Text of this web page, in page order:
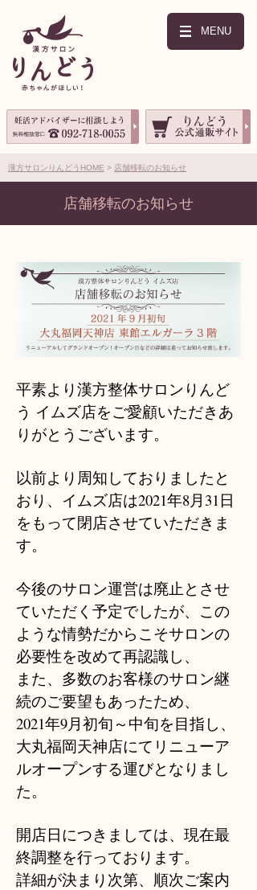
MENU
漢方サロンりんどうHOME 店舗移転のお知らせ
店舗移転のお知らせ
平素より漢方整体サロンりんど
う イムズ店をご愛顧いただきあ
りがとうございます。
以前より周知しておりましたと
おり、イムズ店は2021年8月31日
をもって閉店させていただきま
す。
今後のサロン運営は廃止とさせ
ていただく予定でしたが、この
ような情勢だからこそサロンの
必要性を改めて再認識し、
また、多数のお客様のサロン継
続のご要望もあったため、
2021年9月初旬～中旬を目指し、
大丸福岡天神店にてリニューア
ルオープンする運びとなりまし
た。
開店日につきましては、現在最
終調整を行っております。
詳細が決まり次第、順次ご案内